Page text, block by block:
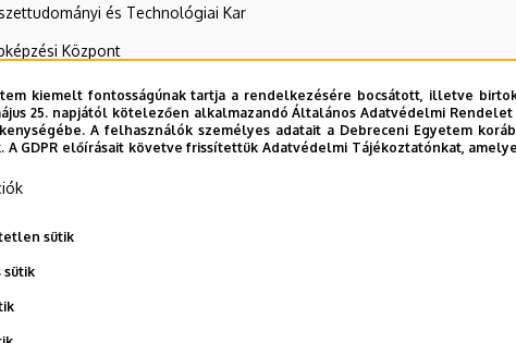
és Technológiai Kar
Központ
Főigazgatóság
Kártyamenedzsment Központ
Kar
igénylése a DE telefonkönyvében
kiemelt fontosságúnak tartja a rendelkezésére bocsátott, illetve
25. napjától kötelezően alkalmazandó Általános Adatvédelmi
A felhasználók személyes adatait a Debreceni Egyetem
A GDPR előírásait követve frissítettük Adatvédelmi Tájékoztatónkat,
sütik
sütik